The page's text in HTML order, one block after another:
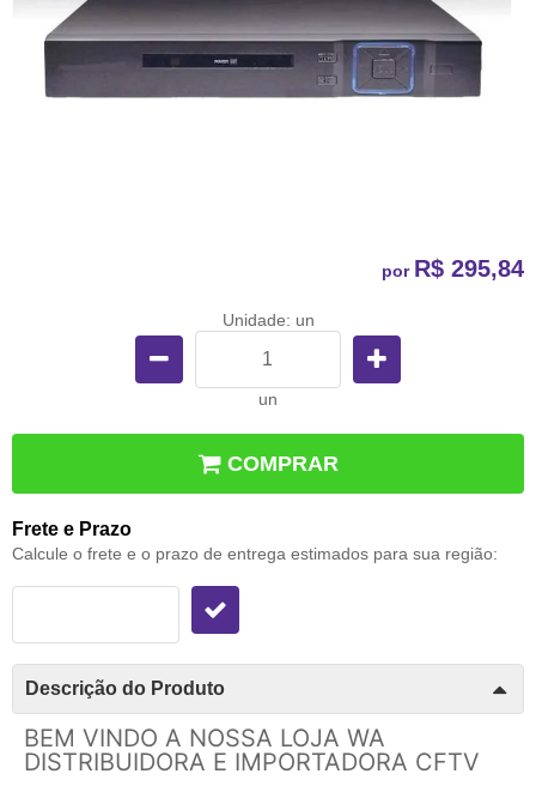
por R$ 295,84
Unidade: un
un
COMPRAR
Frete e Prazo
Calcule o frete e o prazo de entrega estimados para sua região:
Descrição do Produto
BEM VINDO A NOSSA LOJA WA
DISTRIBUIDORA E IMPORTADORA CFTV